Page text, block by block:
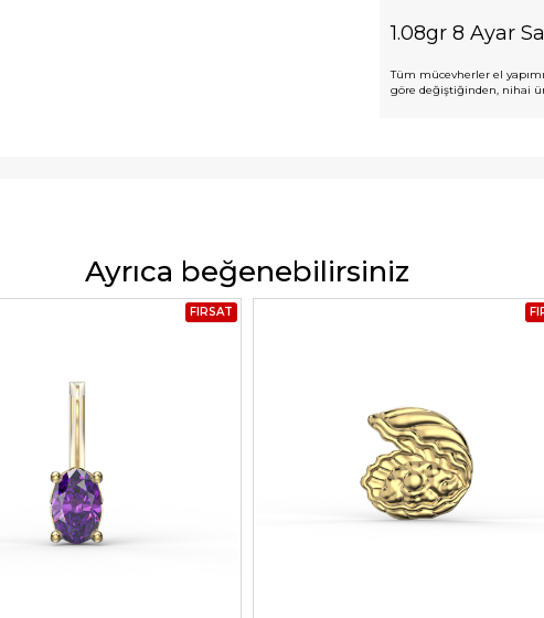
1.08gr 8 Ayar
Tüm mücevherler el
göre değiştiğinden, nihai
Ayrıca beğenebilirsiniz
FIRSAT